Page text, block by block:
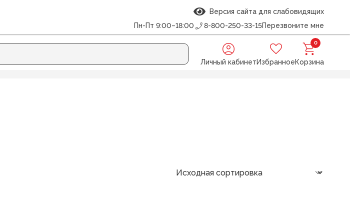
Версия сайта для слабовидящих
Пн-Пт 9:00–18:00 8-800-250-33-15Перезвоните мне
Личный кабинетИзбранное
0
Корзина